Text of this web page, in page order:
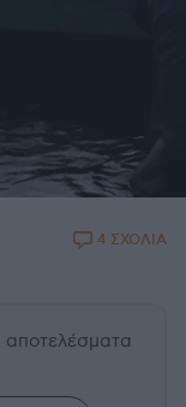
4 ΣΧΟΛΙΑ
αποτελέσματα